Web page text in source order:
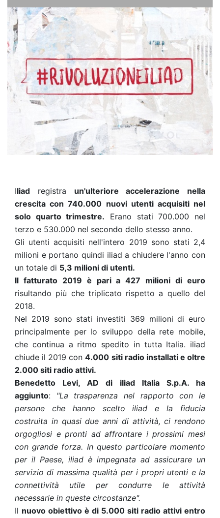
Iliad registra un'ulteriore accelerazione nella
crescita con 740.000 nuovi utenti acquisiti nel
solo quarto trimestre. Erano stati 700.000 nel
terzo e 530.000 nel secondo dello stesso anno.
Gli utenti acquisiti nell'intero 2019 sono stati 2,4
milioni e portano quindi iliad a chiudere l'anno con
un totale di 5,3 milioni di utenti.
Il fatturato 2019 è pari a 427 milioni di euro
risultando più che triplicato rispetto a quello del
2018.
Nel 2019 sono stati investiti 369 milioni di euro
principalmente per lo sviluppo della rete mobile,
che continua a ritmo spedito in tutta Italia. iliad
chiude il 2019 con4.000 siti radio installati e oltre
2.000 siti radio attivi.
Benedetto Levi, AD di iliad Italia S.p.A. ha
aggiunto: "La trasparenza nel rapporto con le
persone che hanno scelto iliad e la fiducia
costruita in quasi due anni di attività, ci rendono
orgogliosi e pronti ad affrontare i prossimi mesi
con grande forza. In questo particolare momento
per il Paese, iliad è impegnata ad assicurare un
servizio di massima qualità per i propri utenti e la
connettività utile per condurre le attività
necessarie in queste circostanze".
Il nuovo obiettivo è di 5.000 siti radio attivi entro